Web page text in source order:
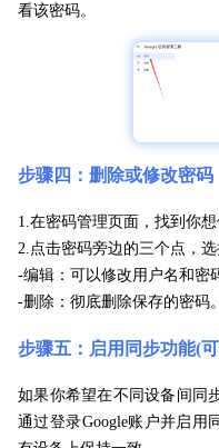
看该密码。
步骤四：删除或修改密码
1.在密码管理页面，找到你想
2.点击密码旁边的三个点，选
-编辑：可以修改用户名和密
-删除：彻底删除保存的密码。
步骤五：启用同步功能(
如果你希望在不同设备间同
通过登录Google账户并启用